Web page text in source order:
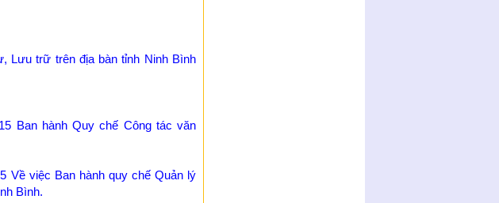
Lưu trữ trên địa bàn tỉnh Ninh Bình
Ban hành Quy chế Công tác văn
Về việc Ban hành quy chế Quản lý
Bình.